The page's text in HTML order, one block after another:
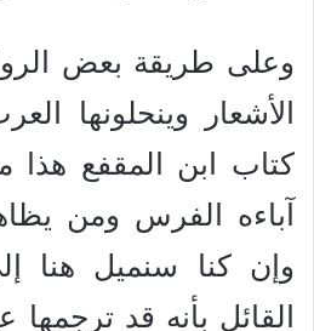
وعلى طريقة بعض
الأشعار وينحلونها
كتاب ابن المقفع هذا
آباءه الفرس ومن
وإن كنا سنميل هنا
القائل بأنه قد